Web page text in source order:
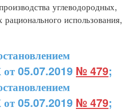
углеводородных,
использования,
от 05.07.2019 № 479;
от 05.07.2019 № 479;